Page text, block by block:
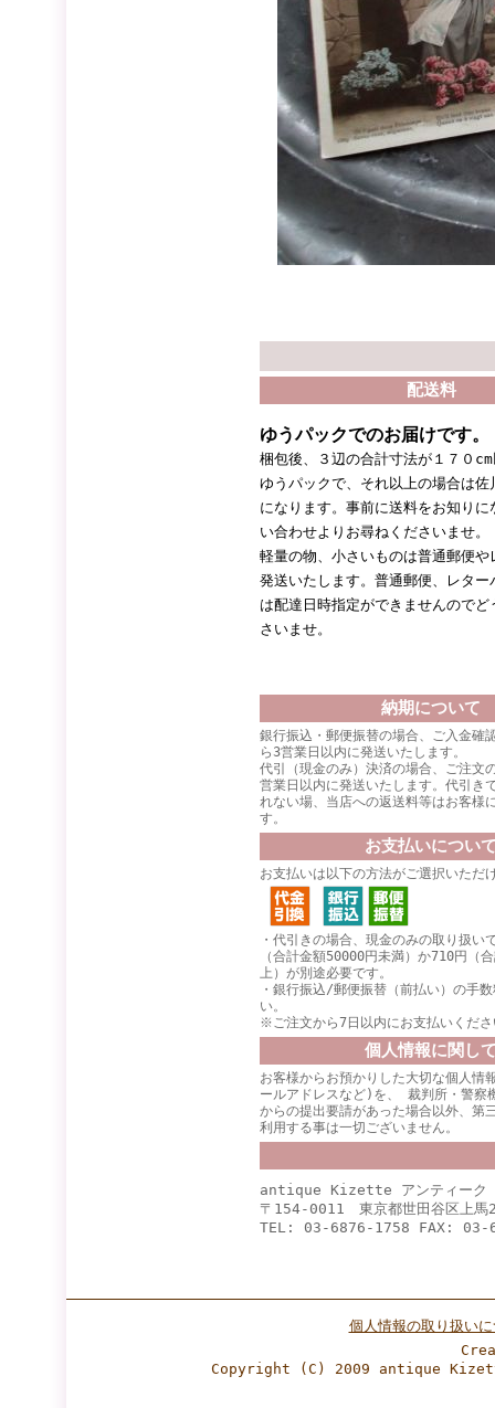
配送料
ゆうパックでのお届けです。
梱包後、３辺の合計寸法が１７０
ゆうパックで、それ以上の場合は佐
になります。事前に送料をお知りに
い合わせよりお尋ねくださいませ。
軽量の物、小さいものは普通郵便や
発送いたします。普通郵便、レター
は配達日時指定ができませんのでど
さいませ。
納期について
銀行振込・郵便振替の場合、ご入金確
ら3営業日以内に発送いたします。
代引（現金のみ）決済の場合、ご注文
営業日以内に発送いたします。代引き
れない場、当店への返送料等はお客様
す。
お支払いについ
お支払いは以下の方法がご選択いただ
・代引きの場合、現金のみの取り扱い
（合計金額50000円未満）か710円（
上）が別途必要です。
・銀行振込/郵便振替（前払い）の手
い。
※ご注文から7日以内にお支払いくださ
個人情報に関し
お客様からお預かりした大切な個人情
ールアドレスなど)を、 裁判所・警察
からの提出要請があった場合以外、第
利用する事は一切ございません。
antique Kizette アンティーク
〒154-0011 東京都世田谷区上
TEL: 03-6876-1758 FAX: 03-
個人情報の取り扱い
Copyright (C) 2009 antique